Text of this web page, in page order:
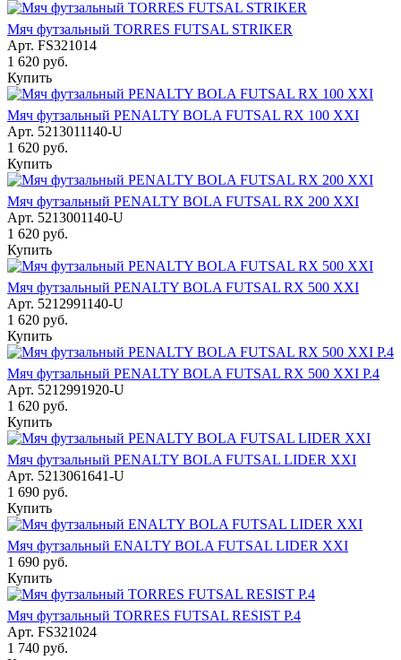
Мяч футзальный TORRES FUTSAL STRIKER
Арт. FS321014
1 620 руб.
Купить
Мяч футзальный PENALTY BOLA FUTSAL RX 100 XXI
Арт. 5213011140-U
1 620 руб.
Купить
Мяч футзальный PENALTY BOLA FUTSAL RX 200 XXI
Арт. 5213001140-U
1 620 руб.
Купить
Мяч футзальный PENALTY BOLA FUTSAL RX 500 XXI
Арт. 5212991140-U
1 620 руб.
Купить
Мяч футзальный PENALTY BOLA FUTSAL RX 500 XXI Р.4
Арт. 5212991920-U
1 620 руб.
Купить
Мяч футзальный PENALTY BOLA FUTSAL LIDER XXI
Арт. 5213061641-U
1 690 руб.
Купить
Мяч футзальный ENALTY BOLA FUTSAL LIDER XXI
1 690 руб.
Купить
Мяч футзальный TORRES FUTSAL RESIST Р.4
Арт. FS321024
1 740 руб.